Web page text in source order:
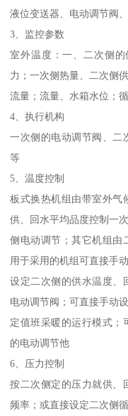
液位变送器、电动调节阀
3、监控参数
室外温度：一、二次侧
力；一次侧热量、二次侧
流量；流量、水箱水位；
4、执行机构
一次侧的电动调节阀、二
等
5、温度控制
板式换热机组由带室外气
供、回水平均品度控制一次
侧电动调节；其它机组由
用于采用的机组可直接手动
设定二次侧的供水温度、
电动调节阀；可直接手动设
定值班采暖的运行模式；
的电动调节他
6、压力控制
按二次侧定的压力就供、
频率；或直接设定二次侧循